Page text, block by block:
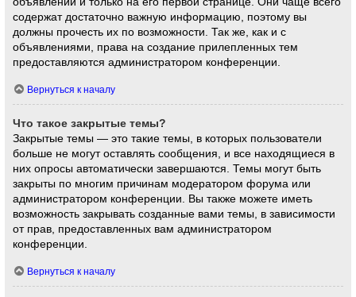
содержат достаточно важную информацию, поэтому вы
должны прочесть их по возможности. Так же, как и с
объявлениями, права на создание прилепленных тем
предоставляются администратором конференции.
Вернуться к началу
Что такое закрытые темы?
Закрытые темы — это такие темы, в которых пользователи
больше не могут оставлять сообщения, и все находящиеся в
них опросы автоматически завершаются. Темы могут быть
закрыты по многим причинам модератором форума или
администратором конференции. Вы также можете иметь
возможность закрывать созданные вами темы, в зависимости
от прав, предоставленных вам администратором
конференции.
Вернуться к началу